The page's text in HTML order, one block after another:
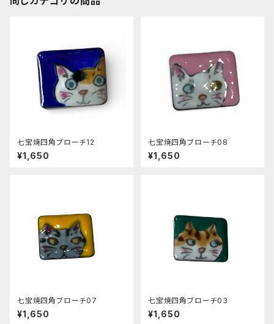
七宝焼四角ブローチ12
¥1,650
七宝焼四角ブローチ08
¥1,650
七宝焼四角ブローチ07
¥1,650
七宝焼四角ブローチ03
¥1,650